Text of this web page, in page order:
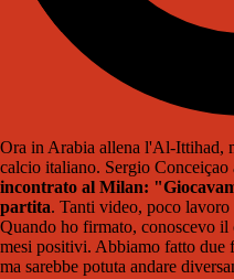
Ora in Arabia allena l'Al-Ittihad,
calcio italiano. Sergio Conceiçao
incontrato al Milan:
partita. Tanti video, poco
Quando ho firmato, conoscevo il
mesi positivi. Abbiamo fatto due
ma sarebbe potuta andare